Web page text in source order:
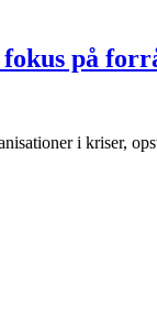
på
i kriser,